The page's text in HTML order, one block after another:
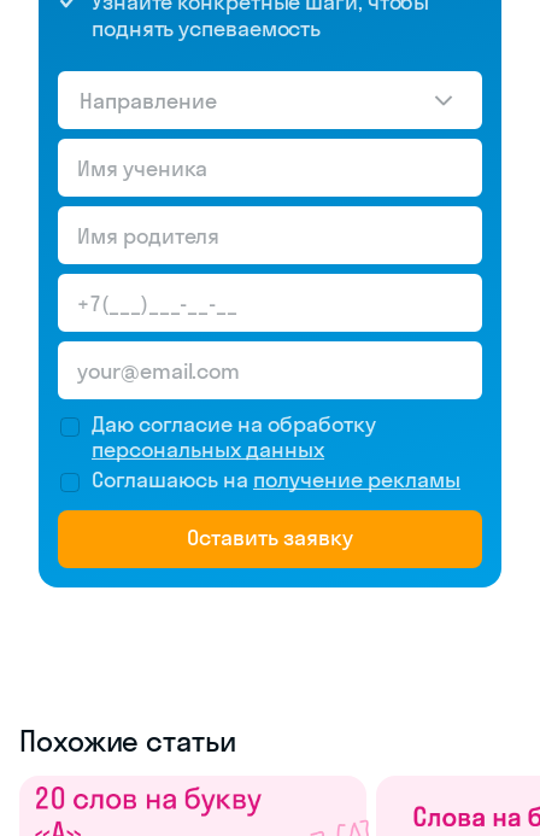
поднять успеваемость
Направление
Даю согласие на обработку
персональных данных
Соглашаюсь на получение рекламы
Оставить заявку
Похожие статьи